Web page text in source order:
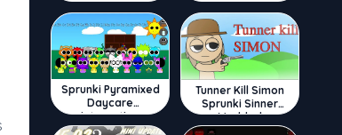
Sprunki Pyramixed
Daycare
Interactive
Tunner Kill Simon
Sprunki Sinner
Modded